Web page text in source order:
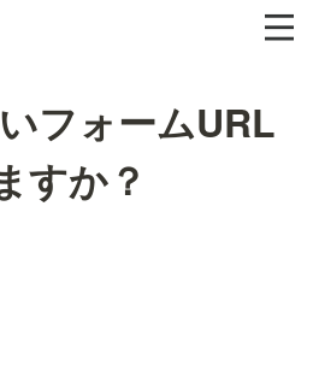
フォームURL
すか？